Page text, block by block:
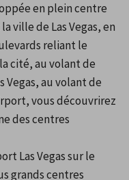
en plein centre
ville de Las Vegas, en
reliant le
cité, au volant de
au volant de
vous découvrirez
des centres
Las Vegas sur le
grands centres